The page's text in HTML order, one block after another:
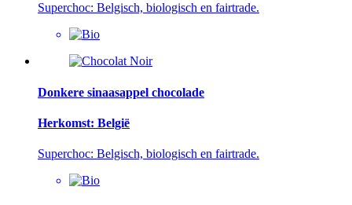
Superchoc: Belgisch, biologisch en fairtrade.
Donkere sinaasappel chocolade
Herkomst: België
Superchoc: Belgisch, biologisch en fairtrade.